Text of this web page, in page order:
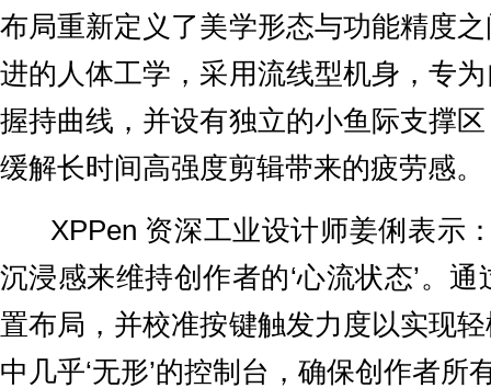
布局重新定义了美学形态与功能精度
进的人体工学，采用流线型机身，专
握持曲线，并设有独立的小鱼际支撑
缓解长时间高强度剪辑带来的疲劳感。
XPPen 资深工业设计师姜俐表示
沉浸感来维持创作者的‘心流状态’。
置布局，并校准按键触发力度以实现
中几乎‘无形’的控制台，确保创作者所